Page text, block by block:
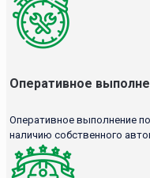
Оперативное
Оперативное выполнение
наличию собственного